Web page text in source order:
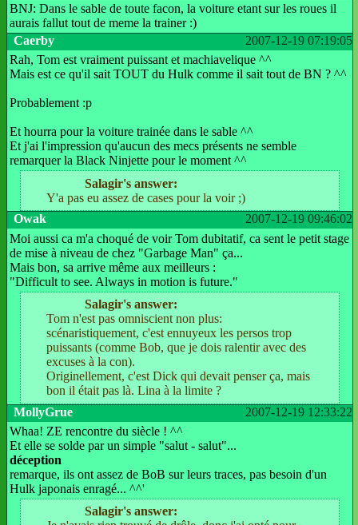
BNJ: Dans le sable de toute facon, la voiture etant sur les roues il
aurais fallut tout de meme la trainer :)
2007-12-19 07:19:05
Caerby
Rah, Tom est vraiment puissant et machiavelique ^^
Mais est ce qu'il sait TOUT du Hulk comme il sait tout de BN ? ^^
Probablement :p
Et hourra pour la voiture trainée dans le sable ^^
Et j'ai l'impression qu'aucun des mecs présents ne semble
remarquer la Black Ninjette pour le moment ^^
Salagir's answer:
Y'a pas eu assez de cases pour la voir ;)
2007-12-19 09:46:02
Owak
Moi aussi ca m'a choqué de voir Tom dubitatif, ca sent le petit stage
de mise à niveau de chez "Garbage Man" ça...
Mais bon, sa arrive même aux meilleurs :
"Difficult to see. Always in motion is future."
Salagir's answer:
Tom n'est pas omniscient non plus:
scénaristiquement, c'est ennuyeux les persos trop
puissants (comme Bob, que je dois ralentir avec des
excuses à la con).
Originellement, c'est Dick qui devait penser ça, mais
bon il était pas là. Lina à la limite ?
2007-12-19 12:33:22
MollyGrue
Whaa! ZE rencontre du siècle ! ^^
Et elle se solde par un simple "salut - salut"...
déception
remarque, ils ont assez de BoB sur leurs traces, pas besoin d'un
Hulk japonais enragé... ^^'
Salagir's answer: